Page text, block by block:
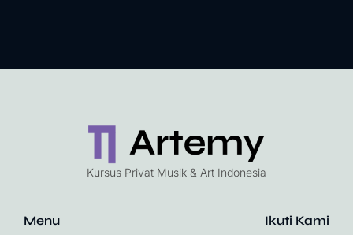
Kursus Privat Musik & Art Indonesia
Menu Ikuti Kami